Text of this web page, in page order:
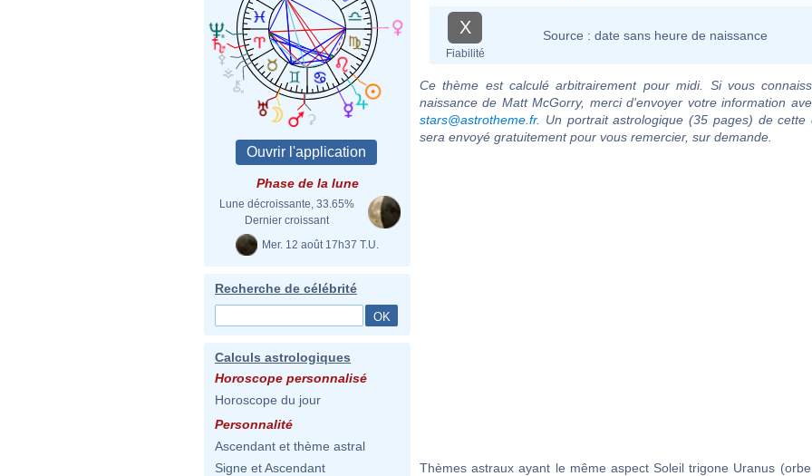
Phase de la lune
Lune décroissante, 33.65%
Dernier croissant
Mer. 12 août 17h37 T.U.
Recherche de célébrité
Calculs astrologiques
Horoscope personnalisé
Horoscope du jour
Personnalité
Ascendant et thème astral
Signe et Ascendant
X
Fiabilité
Source : date sans heure de naissance
Ce thème est calculé arbitrairement pour midi. Si vous
naissance de Matt McGorry, merci d'envoyer votre information
stars@astrotheme.fr. Un portrait astrologique (35 pages) de cette
sera envoyé gratuitement pour vous remercier, sur demande.
Thèmes astraux ayant le même aspect Soleil trigone Uranus